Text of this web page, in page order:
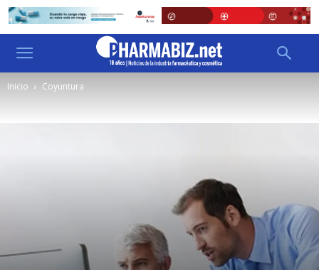
Inicio Coyuntura